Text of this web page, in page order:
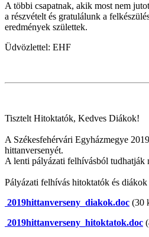
A többi csapatnak, akik most nem
a részvételt és gratulálunk a
eredmények születtek.
Üdvözlettel: EHF
Tisztelt Hitoktatók, Kedves Diákok!
A Székesfehérvári Egyházmegye
hittanversenyét.
A lenti pályázati felhívásból tudhatják
Pályázati felhívás hitoktatók és diákok
2019hittanverseny_diakok.doc (30
2019hittanverseny_hitoktatok.doc